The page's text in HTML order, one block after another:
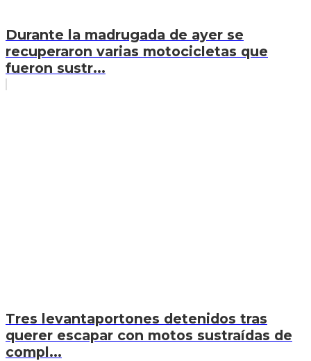
Durante la madrugada de ayer se
recuperaron varias motocicletas que
fueron sustr...
Tres levantaportones detenidos tras
querer escapar con motos sustraídas de
compl...